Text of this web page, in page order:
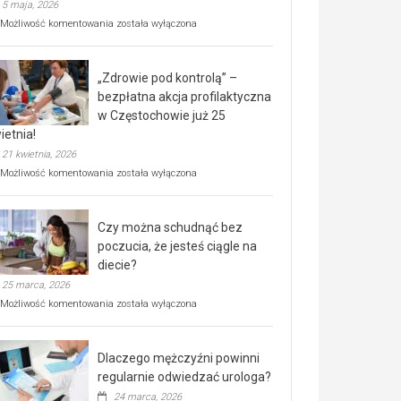
5 maja, 2026
Możliwość komentowania Rusza
rehabilitacji
dla
seniorów!
została wyłączona
„Zdrowie pod kontrolą” –
bezpłatna akcja profilaktyczna
w Częstochowie już 25
21 kwietnia, 2026
Możliwość komentowania „Zdrowie
bezpłatna
akcja
profilaktyczna
w
już
kwietnia!
została wyłączona
Czy można schudnąć bez
poczucia, że jesteś ciągle na
diecie?
25 marca, 2026
Możliwość komentowania Czy
poczucia,
że
została wyłączona
Dlaczego mężczyźni powinni
regularnie odwiedzać urologa?
24 marca, 2026